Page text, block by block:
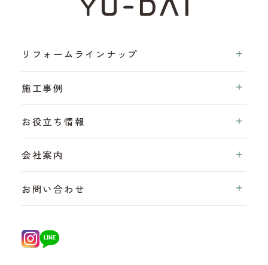
リフォームラインナップ
施工事例
お役立ち情報
会社案内
お問い合わせ